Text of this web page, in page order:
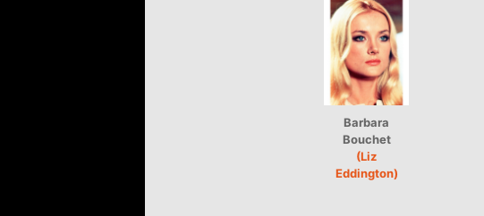
Barbara
Bouchet
(Liz
Eddington)